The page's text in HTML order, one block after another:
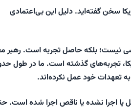
سخن گفته‌اید. دلیل این بی‌اعتمادی
نیست؛ بلکه حاصل تجربه است. رهبر
تجربه‌های گذشته است. ما در طول
تعهدات خود عمل نکرده‌اند.
یا اجرا نشده یا ناقص اجرا شده است.